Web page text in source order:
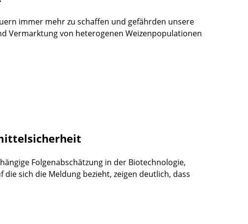
immer mehr zu schaffen und gefährden unsere
Vermarktung von heterogenen Weizenpopulationen
Folgenabschätzung in der Biotechnologie,
sich die Meldung bezieht, zeigen deutlich, dass